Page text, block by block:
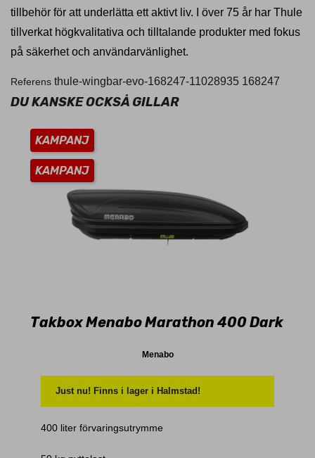
tillbehör för att underlätta ett aktivt liv. I över 75 år har Thule
tillverkat högkvalitativa och tilltalande produkter med fokus
på säkerhet och användarvänlighet.
Referens thule-wingbar-evo-168247-11028935 168247
DU KANSKE OCKSÅ GILLAR
Takbox Menabo Marathon 400 Dark
Menabo
Just nu! Finns i lager i Halmstad!
400 liter förvaringsutrymme
KAMPANJ
KAMPANJ